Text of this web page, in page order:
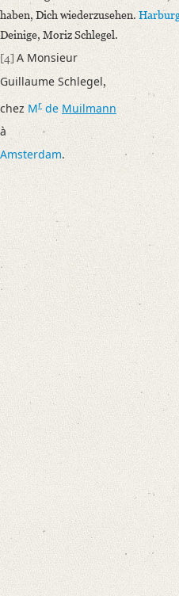
haben, Dich wiederzusehen.
Deinige, Moriz Schlegel.
[4] A Monsieur
Guillaume Schlegel,
chez Mr de Muilmann
à
Amsterdam.